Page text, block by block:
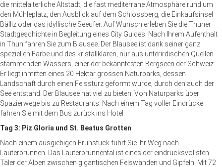
die mittelalterliche Altstadt, die fast mediterrane Atmosphäre rund um
den Mühleplatz, den Ausblick auf dem Schlossberg, die Einkaufsinsel
Bälliz oder das idyllische Seeufer. Auf Wunsch erleben Sie die Thuner
Stadtgeschichte in Begleitung eines City Guides. Nach Ihrem Aufenthalt
in Thun fahren Sie zum Blausee. Der Blausee ist dank seiner ganz
speziellen Farbe und des kristallklaren, nur aus unterirdischen Quellen
stammenden Wassers, einer der bekanntesten Bergseen der Schweiz.
Er liegt inmitten eines 20 Hektar grossen Naturparks, dessen
Landschaft durch einen Felssturz geformt wurde, durch den auch der
See entstand. Der Blausee hat viel zu bieten. Von Naturparks über
Spazierwege bis zu Restaurants. Nach einem Tag voller Eindrücke
fahren Sie mit dem Bus zurück ins Hotel.
Tag 3: Piz Gloria und St. Beatus Grotten
Nach einem ausgiebigen Frühstück führt Sie Ihr Weg nach
Lauterbrunnen. Das Lauterbrunnental ist eines der eindrucksvollsten
Täler der Alpen zwischen gigantischen Felswänden und Gipfeln. Mit 72